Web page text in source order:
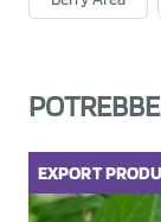
EXPORT